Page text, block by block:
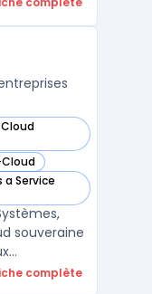
cloud
Service
souveraine
complète